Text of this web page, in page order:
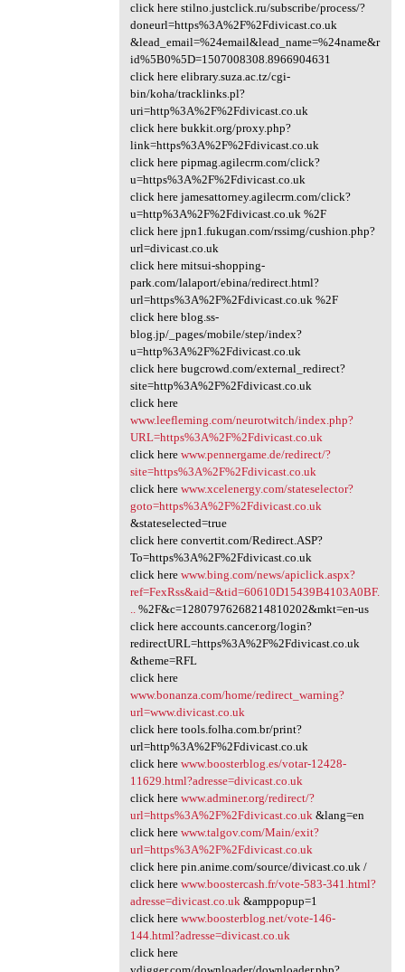
click here stilno.justclick.ru/subscribe/process/?
doneurl=https%3A%2F%2Fdivicast.co.uk
&lead_email=%24email&lead_name=%24name&r
id%5B0%5D=1507008308.8966904631
click here elibrary.suza.ac.tz/cgi-
bin/koha/tracklinks.pl?
uri=http%3A%2F%2Fdivicast.co.uk
click here bukkit.org/proxy.php?
link=https%3A%2F%2Fdivicast.co.uk
click here pipmag.agilecrm.com/click?
u=https%3A%2F%2Fdivicast.co.uk
click here jamesattorney.agilecrm.com/click?
u=http%3A%2F%2Fdivicast.co.uk %2F
click here jpn1.fukugan.com/rssimg/cushion.php?
url=divicast.co.uk
click here mitsui-shopping-
park.com/lalaport/ebina/redirect.html?
url=https%3A%2F%2Fdivicast.co.uk %2F
click here blog.ss-
blog.jp/_pages/mobile/step/index?
u=http%3A%2F%2Fdivicast.co.uk
click here bugcrowd.com/external_redirect?
site=http%3A%2F%2Fdivicast.co.uk
click here
www.leefleming.com/neurotwitch/index.php?
URL=https%3A%2F%2Fdivicast.co.uk
click here www.pennergame.de/redirect/?
site=https%3A%2F%2Fdivicast.co.uk
click here www.xcelenergy.com/stateselector?
goto=https%3A%2F%2Fdivicast.co.uk
&stateselected=true
click here convertit.com/Redirect.ASP?
To=https%3A%2F%2Fdivicast.co.uk
click here www.bing.com/news/apiclick.aspx?
ref=FexRss&aid=&tid=60610D15439B4103A0BF.
..%2F&c=12807976268214810202&mkt=en-us
click here accounts.cancer.org/login?
redirectURL=https%3A%2F%2Fdivicast.co.uk
&theme=RFL
click here
www.bonanza.com/home/redirect_warning?
url=www.divicast.co.uk
click here tools.folha.com.br/print?
url=http%3A%2F%2Fdivicast.co.uk
click here www.boosterblog.es/votar-12428-
11629.html?adresse=divicast.co.uk
click here www.adminer.org/redirect/?
url=https%3A%2F%2Fdivicast.co.uk&lang=en
click here www.talgov.com/Main/exit?
url=https%3A%2F%2Fdivicast.co.uk
click here pin.anime.com/source/divicast.co.uk /
click here www.boostercash.fr/vote-583-341.html?
adresse=divicast.co.uk&amppopup=1
click here www.boosterblog.net/vote-146-
144.html?adresse=divicast.co.uk
click here